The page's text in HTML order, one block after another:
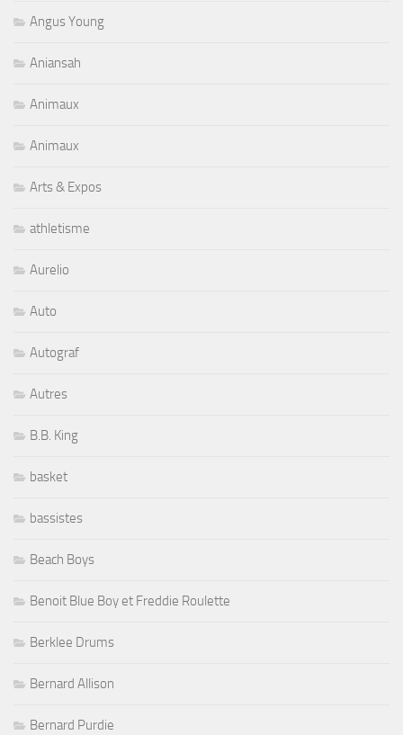
Angus Young
Aniansah
Animaux
Animaux
Arts & Expos
athletisme
Aurelio
Auto
Autograf
Autres
B.B. King
basket
bassistes
Beach Boys
Benoit Blue Boy et Freddie Roulette
Berklee Drums
Bernard Allison
Bernard Purdie